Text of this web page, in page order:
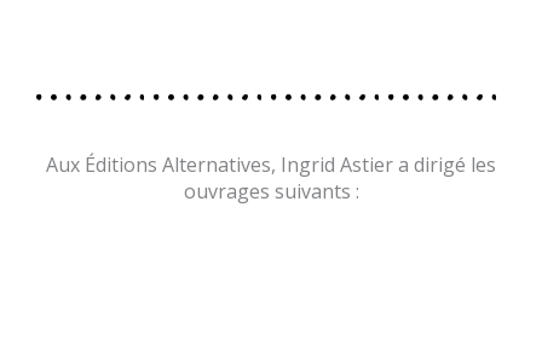
Aux Éditions Alternatives, Ingrid Astier a dirigé les
ouvrages suivants :